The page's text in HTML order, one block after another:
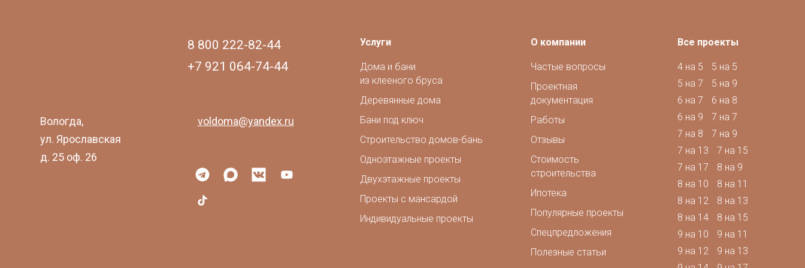
8 800 222-82-44
+7 921 064-74-44
Вологда,
ул. Ярославская
д. 25 оф. 26
voldoma@yandex.ru
Услуги
Дома и бани
из клееного бруса
Деревянные дома
Бани под ключ
Строительство домов-бань
Одноэтажные проекты
Двухэтажные проекты
Проекты с мансардой
Индивидуальные проекты
О компании
Частые вопросы
Проектная
документация
Работы
Отзывы
Стоимость
строительства
Ипотека
Популярные проекты
Спецпредложения
Полезные статьи
Все проекты
4 на 5
5 на 5
5 на 7
5 на 9
6 на 7
6 на 8
6 на 9
7 на 7
7 на 8
7 на 9
7 на 13
7 на 15
7 на 17
8 на 9
8 на 10
8 на 11
8 на 12
8 на 13
8 на 14
8 на 15
9 на 10
9 на 11
9 на 12
9 на 13